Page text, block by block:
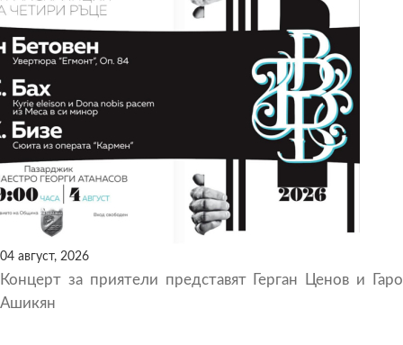
04 август, 2026
Концерт за приятели представят Герган Ценов и Гаро
Ашикян